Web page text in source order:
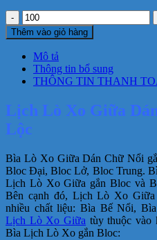
Lịch
Lò
Xo
Giữa
Dán
Nổi
Kim
Tiền
Tài
Lộc
số
lượng
Thêm vào giỏ hàng
Mô tả
Thông tin bổ sung
THÔNG TIN THANH
Lịch Lò Xo Giữa
Lộc
Bìa Lò Xo Giữa Dán Chữ Nổi
Bloc Đại, Bloc Lở, Bloc Trung.
Lịch Lò Xo Giữa gắn Bloc và
Bên cạnh đó, Lịch Lò Xo
nhiều chất liệu: Bìa Bế Nổi,
Lịch Lò Xo Giữa tùy thuộc
Bìa Lịch Lò Xo gắn Bloc: